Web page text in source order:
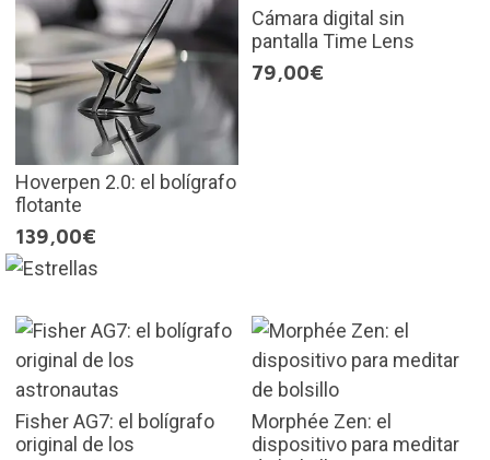
Hoverpen 2.0: el bolígrafo
flotante
139,00€
Cámara digital sin
pantalla Time Lens
79,00€
Fisher AG7: el bolígrafo
original de los
Morphée Zen: el
dispositivo para meditar